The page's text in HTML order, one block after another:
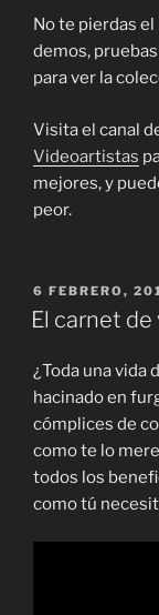
No te pierdas
demos,
para ver la
Visita el canal
Videoartistas
mejores, y
peor.
PUBLICADO
EL
6 FEBRERO,
El carnet
¿Toda una vida
hacinado en
cómplices de
como te lo
todos los
como tú